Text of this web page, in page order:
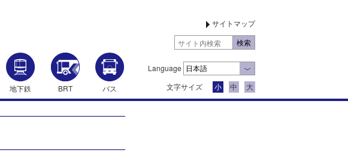
地下鉄 BRT バス
サイトマップ
Language
文字サイズ
小 中 大